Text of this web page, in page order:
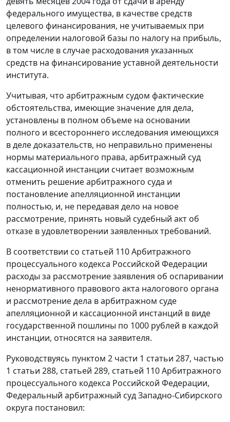
федерального имущества, в качестве средств
целевого финансирования, не учитываемых при
определении налоговой базы по налогу на прибыль,
в том числе в случае расходования указанных
средств на финансирование уставной деятельности
института.
Учитывая, что арбитражным судом фактические
обстоятельства, имеющие значение для дела,
установлены в полном объеме на основании
полного и всестороннего исследования имеющихся
в деле доказательств, но неправильно применены
нормы материального права, арбитражный суд
кассационной инстанции считает возможным
отменить решение арбитражного суда и
постановление апелляционной инстанции
полностью, и, не передавая дело на новое
рассмотрение, принять новый судебный акт об
отказе в удовлетворении заявленных требований.
В соответствии со статьей 110Арбитражного
процессуального кодекса Российской Федерации
расходы за рассмотрение заявления об оспаривании
ненормативного правового акта налогового органа
и рассмотрение дела в арбитражном суде
апелляционной и кассационной инстанций в виде
государственной пошлины по 1000 рублей в каждой
инстанции, относятся на заявителя.
Руководствуясь пунктом 2 части 1 статьи 287, частью
1 статьи 288, статьей 289, статьей 110Арбитражного
процессуального кодекса Российской Федерации,
Федеральный арбитражный суд Западно-Сибирского
округа постановил: